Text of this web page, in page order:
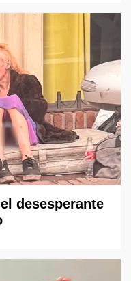
desesperante